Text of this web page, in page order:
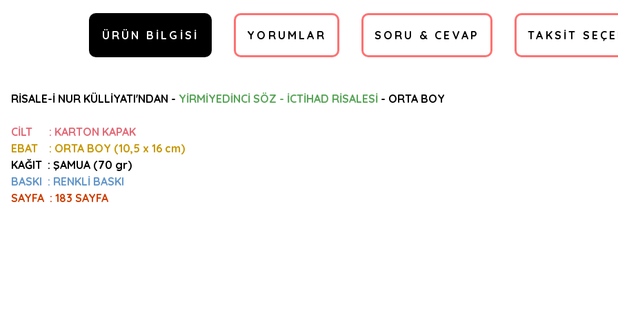
ÜRÜN BILGISI YORUMLAR SORU & CEVAP TAKSIT
RİSALE-İ NUR KÜLLİYATI'NDAN - YİRMİYEDİNCİ SÖZ - İCTİHAD RİSALESİ - ORTA BOY
CİLT : KARTON KAPAK
EBAT : ORTA BOY (10,5 x 16 cm)
KAĞIT : ŞAMUA (70 gr)
BASKI : RENKLİ BASKI
SAYFA : 183 SAYFA